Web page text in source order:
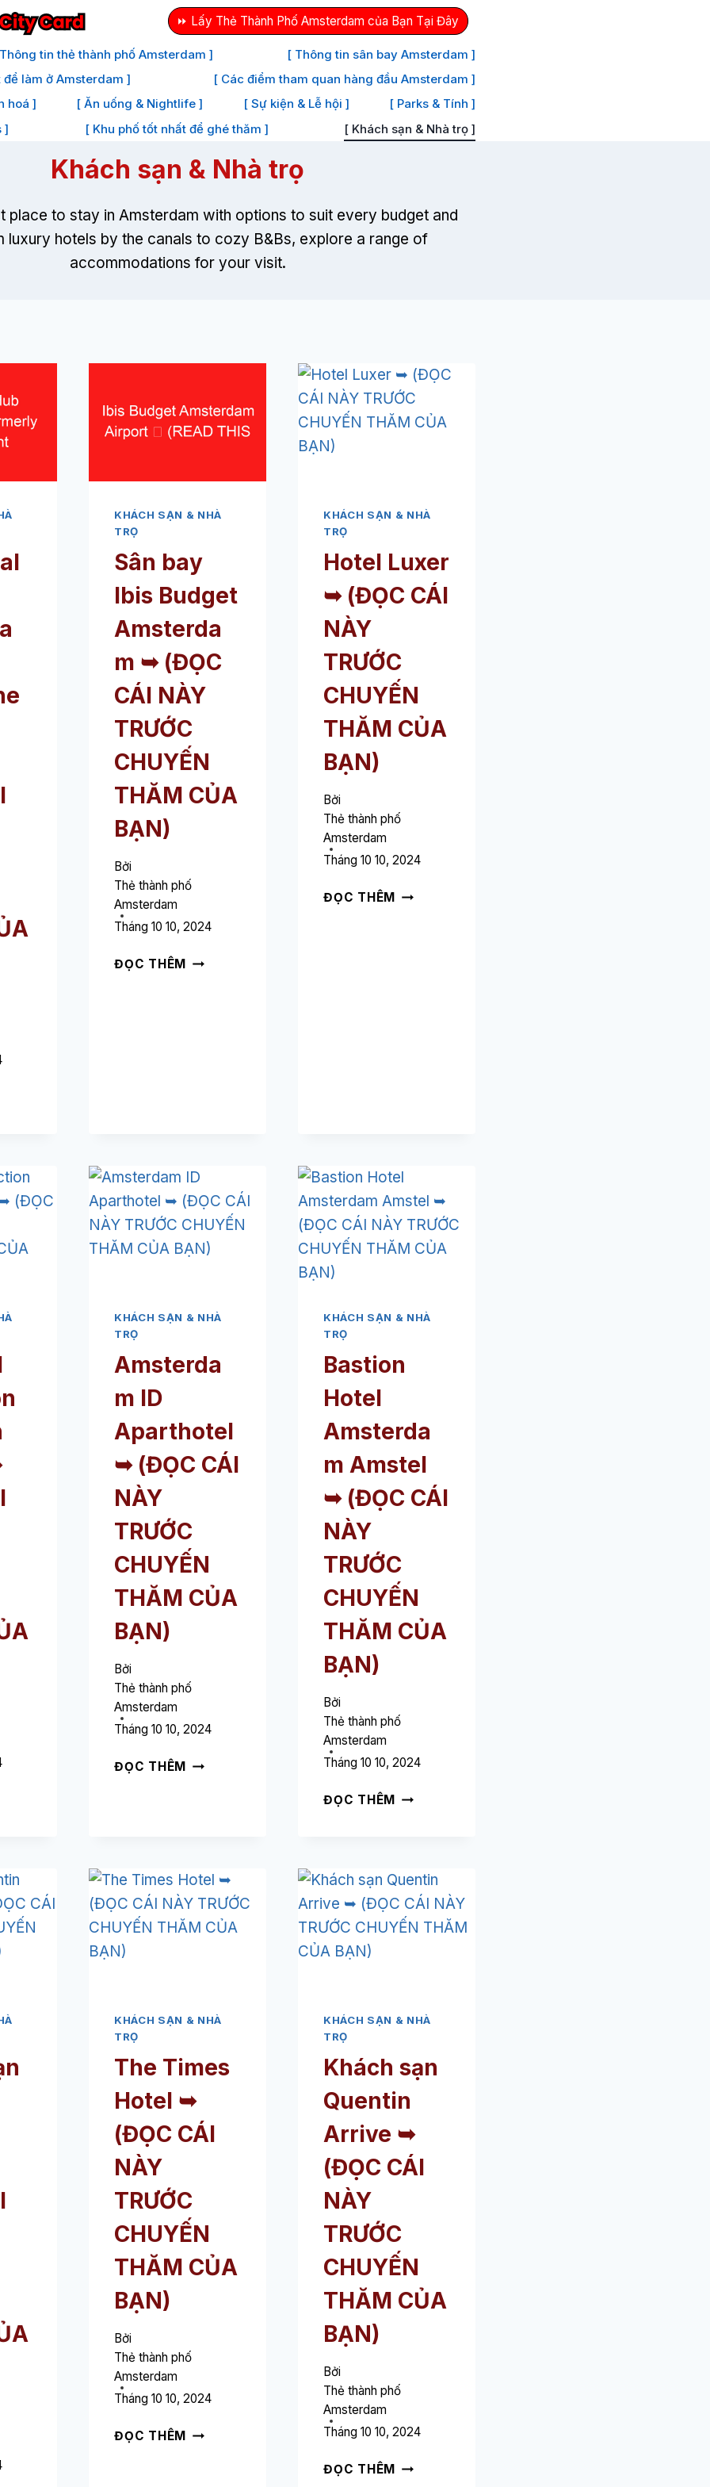
⏩ Lấy Thẻ Thành Phố Amsterdam của Bạn Tại Đây
tin thẻ thành phố Amsterdam ]
[ Thông tin sân bay Amsterdam ]
làm ở Amsterdam ]
[ Các điểm tham quan hàng đầu Amsterdam ]
hoá ]
[ Ăn uống & Nightlife ] [ Sự kiện & Lễ hội ]
[ Parks & Tính ]
]
[ Khu phố tốt nhất để ghé thăm ] [ Khách sạn & Nhà trọ ]
Khách sạn & Nhà trọ
place to stay in Amsterdam with options to suit every budget and
luxury hotels by the canals to cozy B&Bs, explore a range of
accommodations for your visit.
KHÁCH SẠN & NHÀ
TRỌ
Sân bay
Ibis Budget
Amsterda
m ➥ (ĐỌC
CÁI NÀY
TRƯỚC
CHUYẾN
THĂM CỦA
BẠN)
Bởi
Thẻ thành phố
Amsterdam
Tháng 10 10, 2024
ĐỌC THÊM SÂN
THĂM
BẠN)
KHÁCH SẠN & NHÀ
TRỌ
Hotel Luxer
➥(ĐỌC CÁI
NÀY
TRƯỚC
CHUYẾN
THĂM CỦA
BẠN)
Bởi
Thẻ thành phố
Amsterdam
Tháng 10 10, 2024
ĐỌC THÊM HOTEL
KHÁCH SẠN & NHÀ
TRỌ
Amsterda
m ID
Aparthotel
➥ (ĐỌC CÁI
NÀY
TRƯỚC
CHUYẾN
THĂM CỦA
BẠN)
Bởi
Thẻ thành phố
Amsterdam
Tháng 10 10, 2024
ĐỌC THÊM
AMSTERDAM
NÀY
TRƯỚC
CHUYẾN
THĂM
KHÁCH SẠN & NHÀ
TRỌ
Bastion
Hotel
Amsterda
m Amstel
➥ (ĐỌC CÁI
NÀY
TRƯỚC
CHUYẾN
THĂM CỦA
BẠN)
Bởi
Thẻ thành phố
Amsterdam
Tháng 10 10, 2024
ĐỌC THÊM
BASTION
➥
(ĐỌC
CÁI
NÀY
BẠN)
KHÁCH SẠN & NHÀ
TRỌ
The Times
Hotel ➥
(ĐỌC CÁI
NÀY
TRƯỚC
CHUYẾN
THĂM CỦA
BẠN)
Bởi
Thẻ thành phố
Amsterdam
Tháng 10 10, 2024
ĐỌC THÊM
THE
KHÁCH SẠN & NHÀ
TRỌ
Khách sạn
Quentin
Arrive ➥
(ĐỌC CÁI
NÀY
TRƯỚC
CHUYẾN
THĂM CỦA
BẠN)
Bởi
Thẻ thành phố
Amsterdam
Tháng 10 10, 2024
ĐỌC THÊM
KHÁCH